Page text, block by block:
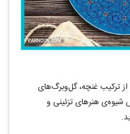
ترکیب غنچه، گل‌و‌برگ‌های
هنرهای تزئینی و